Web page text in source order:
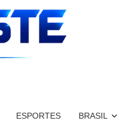
ESPORTES BRASIL